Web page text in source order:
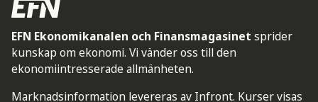
EFN Ekonomikanalen och Finansmagasinet sprider
kunskap om ekonomi. Vi vänder oss till den
ekonomiintresserade allmänheten.
Marknadsinformation levereras av Infront. Kurser visas